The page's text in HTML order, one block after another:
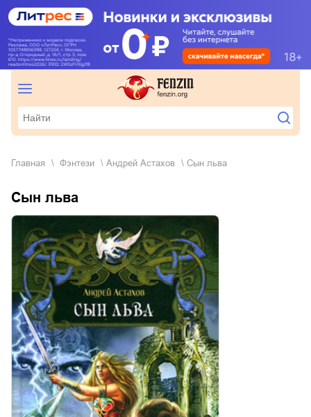
Главная фэнтези Андрей Астахов Сын льва
Сын льва